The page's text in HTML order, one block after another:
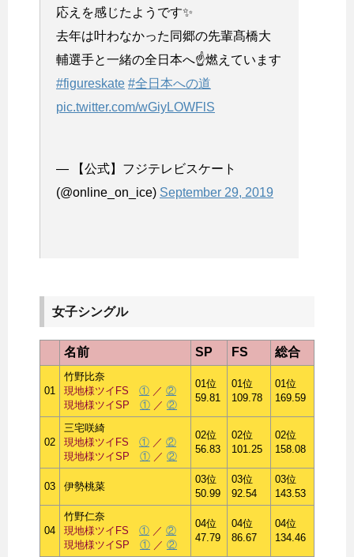
応えを感じたようです✨
去年は叶わなかった同郷の先輩髙橋大
輔選手と一緒の全日本へ☝️燃えています
#figureskate #全日本への道
pic.twitter.com/wGiyLOWFlS
— 【公式】フジテレビスケート
(@online_on_ice) September 29, 2019
女子シングル
名前 SP FS 総合
01
竹野比奈
現地様ツイFS ① ／ ②
現地様ツイSP ① ／ ②
01位
59.81
01位
109.78
01位
169.59
02
三宅咲綺
現地様ツイFS ① ／ ②
現地様ツイSP ① ／ ②
02位
56.83
02位
101.25
02位
158.08
03 伊勢桃菜
03位
50.99
03位
92.54
03位
143.53
04
竹野仁奈
現地様ツイFS ① ／ ②
現地様ツイSP ① ／ ②
04位
47.79
04位
86.67
04位
134.46